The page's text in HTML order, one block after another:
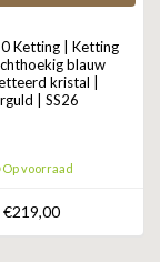
Ketting | Ketting
blauw
kristal |
| SS26
Op voorraad
€219,00